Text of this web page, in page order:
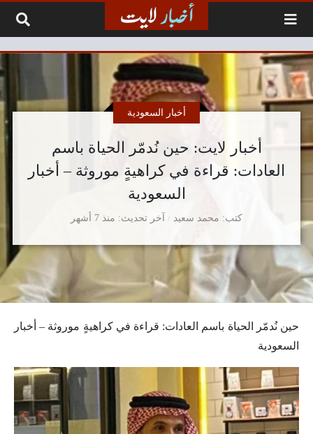
أخبار لايت: حين نُدمّر الحياة باسم
العادات: قراءة في كراهيةٍ موروثة – أخبار
السعودية
كتب محمد سعيد
أخبار السعودية
آخر تحديث منذ 7 أشهر
حين نُدمّر الحياة باسم العادات: قراءة في كراهيةٍ موروثة – أخبار
السعودية